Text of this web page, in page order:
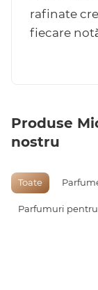
rafinate
fiecare
Produse
nostru
Toate
Parfumuri